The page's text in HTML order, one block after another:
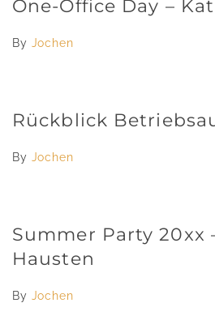
One-Office Day –
By Jochen
Rückblick
By Jochen
Summer Party 20xx
Hausten
By Jochen